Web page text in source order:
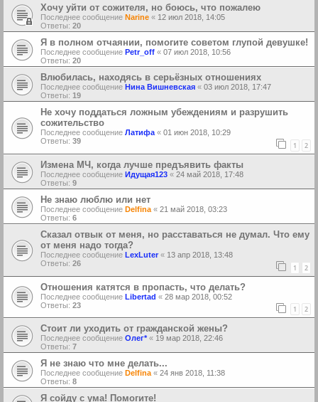
Хочу уйти от сожителя, но боюсь, что пожалею
Последнее сообщение Narine « 12 июл 2018, 14:05
Ответы: 20
Я в полном отчаянии, помогите советом глупой девушке!
Последнее сообщение Petr_off « 07 июл 2018, 10:56
Ответы: 20
Влюбилась, находясь в серьёзных отношениях
Последнее сообщение Нина Вишневская « 03 июл 2018, 17:47
Ответы: 19
Не хочу поддаться ложным убеждениям и разрушить
сожительство
Последнее сообщение Латифа « 01 июн 2018, 10:29
Ответы: 39 1 2
Измена МЧ, когда лучше предъявить факты
Последнее сообщение Идущая123 « 24 май 2018, 17:48
Ответы: 9
Не знаю люблю или нет
Последнее сообщение Delfina « 21 май 2018, 03:23
Ответы: 6
Сказал отвык от меня, но расставаться не думал. Что ему
от меня надо тогда?
Последнее сообщение LexLuter « 13 апр 2018, 13:48
Ответы: 26 1 2
Отношения катятся в пропасть, что делать?
Последнее сообщение Libertad « 28 мар 2018, 00:52
Ответы: 23 1 2
Стоит ли уходить от гражданской жены?
Последнее сообщение Олег*« 19 мар 2018, 22:46
Ответы: 7
Я не знаю что мне делать...
Последнее сообщение Delfina « 24 янв 2018, 11:38
Ответы: 8
Я сойду с ума! Помогите!